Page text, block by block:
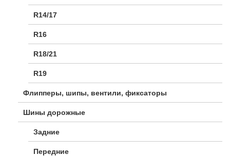
R14/17
R16
R18/21
R19
Флипперы, шипы, вентили, фиксаторы
Шины дорожные
Задние
Передние